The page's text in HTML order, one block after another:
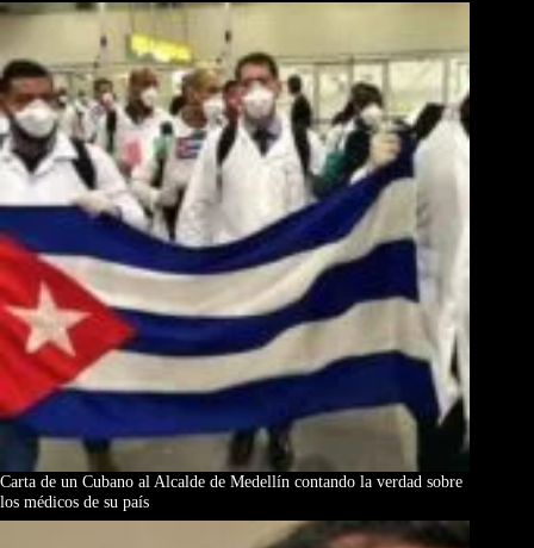
Carta de un Cubano al Alcalde de Medellín contando la verdad sobre
los médicos de su país